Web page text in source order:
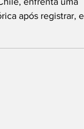
Deserto do
enfrenta uma
volume de chuva
cidades, levando